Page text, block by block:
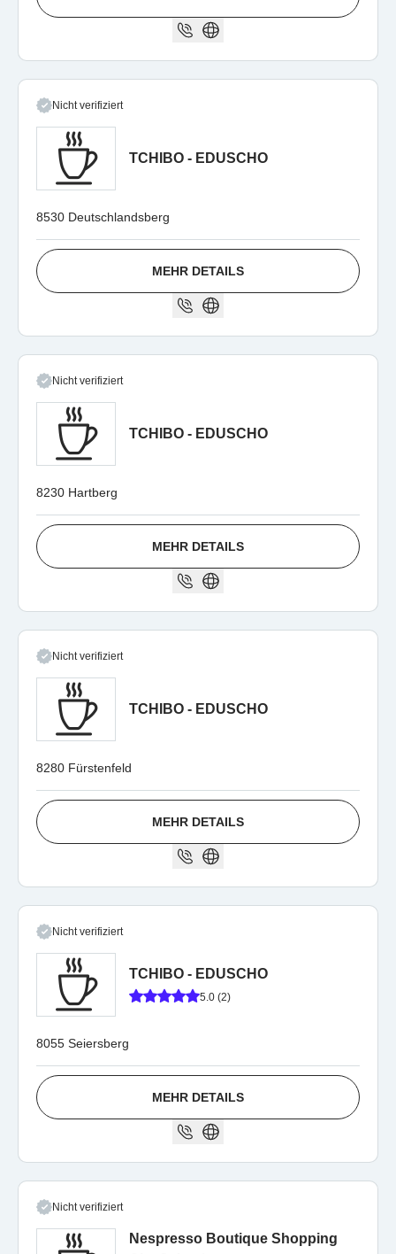
Nicht verifiziert
TCHIBO - EDUSCHO
8530 Deutschlandsberg
MEHR DETAILS
Nicht verifiziert
TCHIBO - EDUSCHO
8230 Hartberg
MEHR DETAILS
Nicht verifiziert
TCHIBO - EDUSCHO
8280 Fürstenfeld
MEHR DETAILS
Nicht verifiziert
TCHIBO - EDUSCHO
5.0 (2)
8055 Seiersberg
MEHR DETAILS
Nicht verifiziert
Nespresso Boutique Shopping